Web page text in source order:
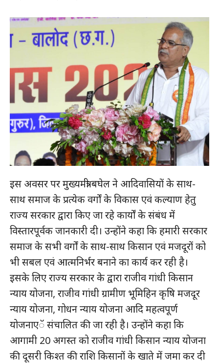
इस अवसर पर मुख्यमंत्री बघेल ने आदिवासियों के साथ-
साथ समाज के प्रत्येक वर्गों के विकास एवं कल्याण हेतु
राज्य सरकार द्वारा किए जा रहे कार्यों के संबंध में
विस्तारपूर्वक जानकारी दी। उन्होंने कहा कि हमारी सरकार
समाज के सभी वर्गों के साथ-साथ किसान एवं मजदूरों को
भी सबल एवं आत्मनिर्भर बनाने का कार्य कर रही है।
इसके लिए राज्य सरकार के द्वारा राजीव गांधी किसान
न्याय योजना, राजीव गांधी ग्रामीण भूमिहिन कृषि मजदूर
न्याय योजना, गोधन न्याय योजना आदि महत्वपूर्ण
योजनाएॅ संचालित की जा रही है। उन्होंने कहा कि
आगामी 20 अगस्त को राजीव गांधी किसान न्याय योजना
की दूसरी किश्त की राशि किसानों के खाते में जमा कर दी